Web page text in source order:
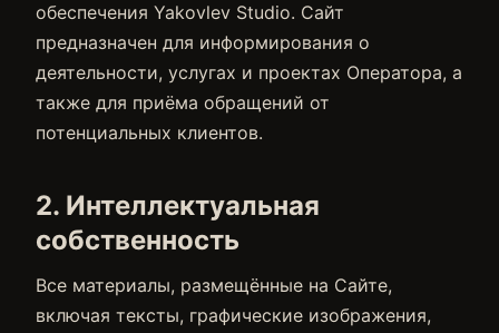
обеспечения Yakovlev Studio. Сайт
предназначен для информирования о
деятельности, услугах и проектах Оператора, а
также для приёма обращений от
потенциальных клиентов.
2. Интеллектуальная
собственность
Все материалы, размещённые на Сайте,
включая тексты, графические изображения,